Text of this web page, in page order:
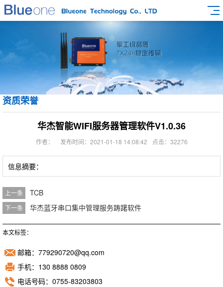
资质荣誉
华杰智能WIFI服务器管理软件V1.0.36
作者： 发布时间：2021-01-18 14:08:42 点击：32276
信息摘要：
上一条 TCB
下一条 华杰蓝牙串口集中管理服务踌躇软件
本文标签：
邮箱：779290720@qq.com
手机：130 8888 0809
电话号码：0755-83203803